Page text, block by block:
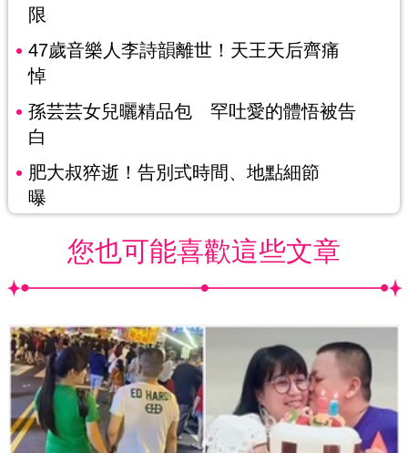
限
47歲音樂人李詩韻離世！天王天后齊痛
悼
孫芸芸女兒曬精品包 罕吐愛的體悟被告
白
肥大叔猝逝！告別式時間、地點細節
曝
您也可能喜歡這些文章